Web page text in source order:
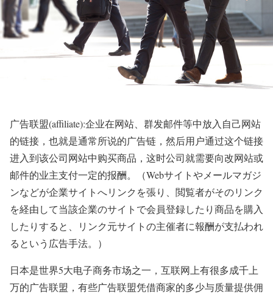
广告联盟(affiliate):企业在网站、群发邮件等中放入自己网站
的链接，也就是通常所说的广告链，然后用户通过这个链接
进入到该公司网站中购买商品，这时公司就需要向改网站或
邮件的业主支付一定的报酬。（Webサイトやメールマガジ
ンなどが企業サイトへリンクを張り、閲覧者がそのリンク
を経由して当該企業のサイトで会員登録したり商品を購入
したりすると、リンク元サイトの主催者に報酬が支払われ
るという広告手法。）
日本是世界5大电子商务市场之一，互联网上有很多成千上
万的广告联盟，有些广告联盟凭借商家的多少与质量提供佣